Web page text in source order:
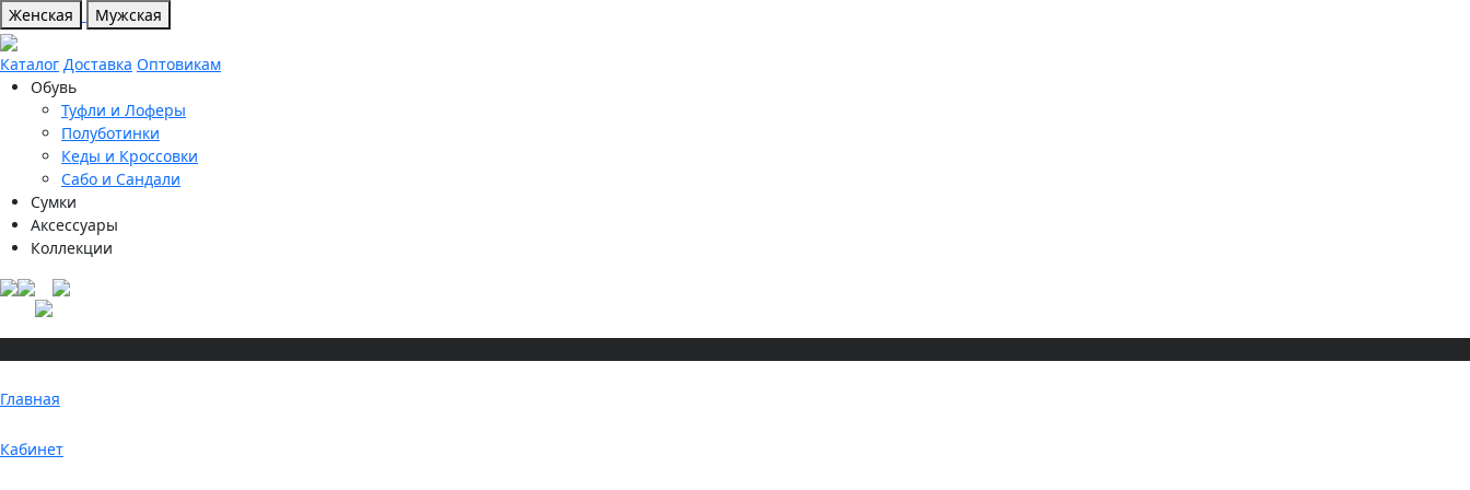
Женская Мужская
Каталог Доставка Оптовикам
Обувь
Туфли и Лоферы
Полуботинки
Кеды и Кроссовки
Сабо и Сандали
Сумки
Аксессуары
Коллекции
Главная
Кабинет